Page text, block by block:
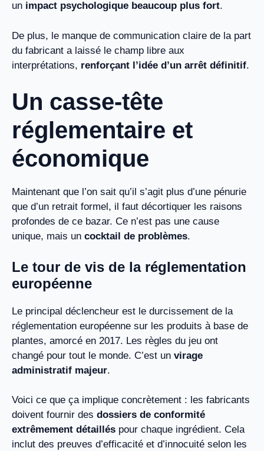
un impact psychologique beaucoup plus fort.
De plus, le manque de communication claire de la part
du fabricant a laissé le champ libre aux
interprétations, renforçant l’idée d’un arrêt définitif.
Un casse-tête
réglementaire et
économique
Maintenant que l’on sait qu’il s’agit plus d’une pénurie
que d’un retrait formel, il faut décortiquer les raisons
profondes de ce bazar. Ce n’est pas une cause
unique, mais un cocktail de problèmes.
Le tour de vis de la réglementation
européenne
Le principal déclencheur est le durcissement de la
réglementation européenne sur les produits à base de
plantes, amorcé en 2017. Les règles du jeu ont
changé pour tout le monde. C’est un virage
administratif majeur.
Voici ce que ça implique concrètement : les fabricants
doivent fournir des dossiers de conformité
extrêmement détaillés pour chaque ingrédient. Cela
inclut des preuves d’efficacité et d’innocuité selon les